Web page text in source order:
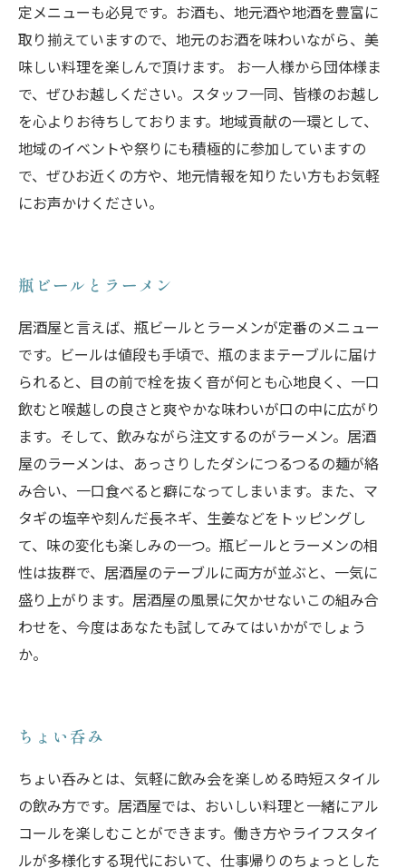
定メニューも必見です。お酒も、地元酒や地酒を豊富に
取り揃えていますので、地元のお酒を味わいながら、美
味しい料理を楽しんで頂けます。 お一人様から団体様ま
で、ぜひお越しください。スタッフ一同、皆様のお越し
を心よりお待ちしております。地域貢献の一環として、
地域のイベントや祭りにも積極的に参加していますの
で、ぜひお近くの方や、地元情報を知りたい方もお気軽
にお声かけください。
瓶ビールとラーメン
居酒屋と言えば、瓶ビールとラーメンが定番のメニュー
です。ビールは値段も手頃で、瓶のままテーブルに届け
られると、目の前で栓を抜く音が何とも心地良く、一口
飲むと喉越しの良さと爽やかな味わいが口の中に広がり
ます。そして、飲みながら注文するのがラーメン。居酒
屋のラーメンは、あっさりしたダシにつるつるの麺が絡
み合い、一口食べると癖になってしまいます。また、マ
タギの塩辛や刻んだ長ネギ、生姜などをトッピングし
て、味の変化も楽しみの一つ。瓶ビールとラーメンの相
性は抜群で、居酒屋のテーブルに両方が並ぶと、一気に
盛り上がります。居酒屋の風景に欠かせないこの組み合
わせを、今度はあなたも試してみてはいかがでしょう
か。
ちょい呑み
ちょい呑みとは、気軽に飲み会を楽しめる時短スタイル
の飲み方です。居酒屋では、おいしい料理と一緒にアル
コールを楽しむことができます。働き方やライフスタイ
ルが多様化する現代において、仕事帰りのちょっとした